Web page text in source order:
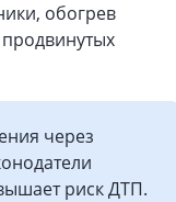
обогрев
через
риск ДТП.